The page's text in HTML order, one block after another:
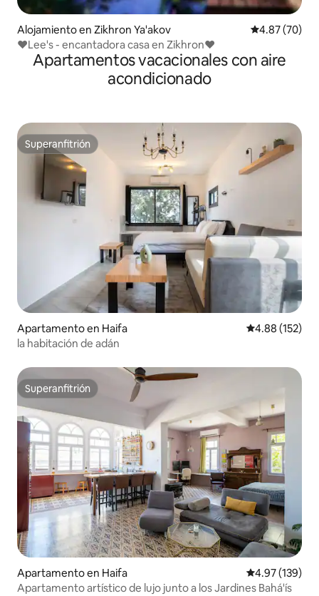
Alojamiento en Zikhron Ya'akov Calificación
4.87 (70)
❤Lee's - encantadora casa en Zikhron❤
Apartamentos vacacionales con aire
acondicionado
Superanfitrión
Superanfitrión
Apartamento en Haifa Calificación
4.88 (152)
la habitación de adán
Superanfitrión
Superanfitrión
Apartamento en Haifa Calificación
4.97 (139)
Apartamento artístico de lujo junto a los Jardines Bahá'ís